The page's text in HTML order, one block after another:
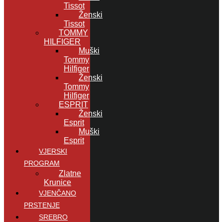
Tissot
Ženski
Tissot
TOMMY
HILFIGER
Muški
Tommy
Hilfiger
Ženski
Tommy
Hilfiger
ESPRIT
Ženski
Esprit
Muški
Esprit
VJERSKI
PROGRAM
Zlatne
Krunice
VJENČANO
PRSTENJE
SREBRO